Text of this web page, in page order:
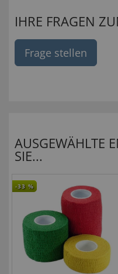
IHRE FRAGEN
Frage stellen
AUSGEWÄHLTE
SIE...
-33 %